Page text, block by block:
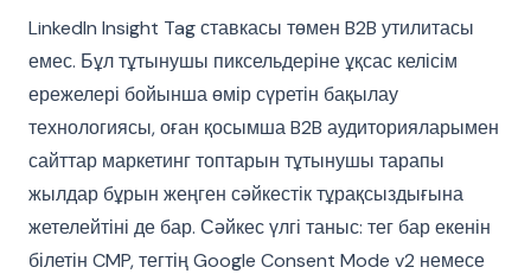
LinkedIn Insight Tag ставкасы төмен B2B утилитасы
емес. Бұл тұтынушы пиксельдеріне ұқсас келісім
ережелері бойынша өмір сүретін бақылау
технологиясы, оған қосымша B2B аудиторияларымен
сайттар маркетинг топтарын тұтынушы тарапы
жылдар бұрын жеңген сәйкестік тұрақсыздығына
жетелейтіні де бар. Сәйкес үлгі таныс: тег бар екенін
білетін CMP, тегтің Google Consent Mode v2 немесе